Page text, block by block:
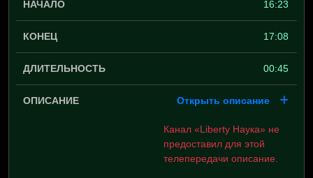
16:23
17:08
00:45
Открыть описание
Канал «Liberty Наука» не
предоставил для этой
телепередачи описание.